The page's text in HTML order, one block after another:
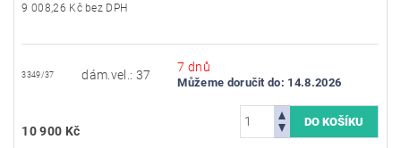
9 008,26 Kč bez DPH
3349/37 dám.vel.: 37
7 dnů
Můžeme doručit do: 14.8.2026
10 900 Kč